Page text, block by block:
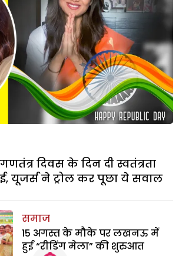
गणतंत्र दिवस के दिन दी स्वतंत्रता
यूजर्स ने ट्रोल कर पूछा ये सवाल
समाज
15 अगस्त के मौके पर लखनऊ में
हुई “रीडिंग मेला” की शुरुआत